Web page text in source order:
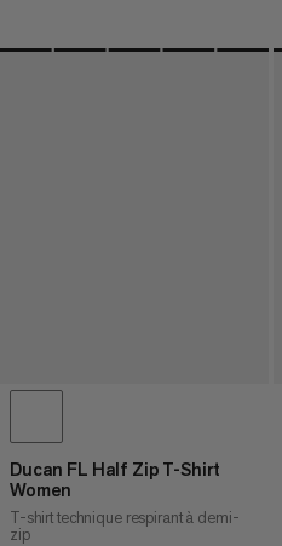
Ducan FL Half Zip T-Shirt
Women
T-shirt technique respirant à demi-
zip